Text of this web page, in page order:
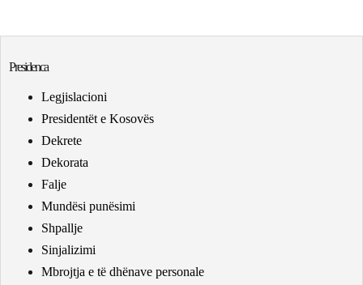
Presidenca
Legjislacioni
Presidentët e Kosovës
Dekrete
Dekorata
Falje
Mundësi punësimi
Shpallje
Sinjalizimi
Mbrojtja e të dhënave personale